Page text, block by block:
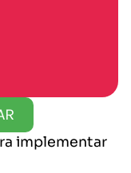
implementar